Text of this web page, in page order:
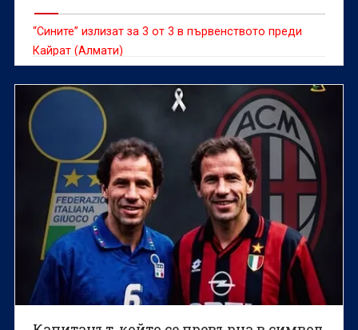
“Сините” излизат за 3 от 3 в първенството преди
Кайрат (Алмати)